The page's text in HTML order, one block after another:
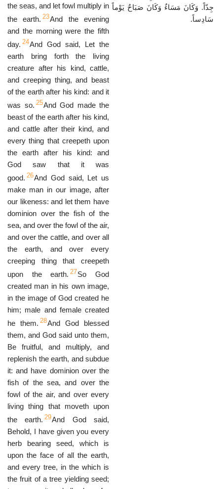
the seas, and let fowl multiply in
the earth. 23And the evening
and the morning were the fifth
day. 24And God said, Let the
earth bring forth the living
creature after his kind, cattle,
and creeping thing, and beast
of the earth after his kind: and it
was so. 25And God made the
beast of the earth after his kind,
and cattle after their kind, and
every thing that creepeth upon
the earth after his kind: and
God saw that it was
good. 26And God said, Let us
make man in our image, after
our likeness: and let them have
dominion over the fish of the
sea, and over the fowl of the air,
and over the cattle, and over all
the earth, and over every
creeping thing that creepeth
upon the earth. 27So God
created man in his own image,
in the image of God created he
him; male and female created
he them. 28And God blessed
them, and God said unto them,
Be fruitful, and multiply, and
replenish the earth, and subdue
it: and have dominion over the
fish of the sea, and over the
fowl of the air, and over every
living thing that moveth upon
the earth. 29And God said,
Behold, I have given you every
herb bearing seed, which is
upon the face of all the earth,
and every tree, in the which is
the fruit of a tree yielding seed;
جِدّاً. وَكَانَ مَسَاءٌ وَكَانَ صَبَاحٌ يَوْماً
سَادِساً.